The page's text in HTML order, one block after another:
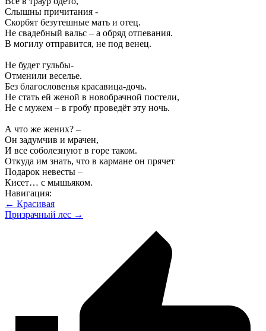
Слышны причитания -
Скорбят безутешные мать и отец.
Не свадебный вальс – а обряд отпевания.
В могилу отправится, не под венец.
Не будет гульбы-
Отменили веселье.
Без благословенья красавица-дочь.
Не стать ей женой в новобрачной постели,
Не с мужем – в гробу проведёт эту ночь.
А что же жених? –
Он задумчив и мрачен,
И все соболезнуют в горе таком.
Откуда им знать, что в кармане он прячет
Подарок невесты –
Кисет… с мышьяком.
Навигация:
← Красивая
Призрачный лес →